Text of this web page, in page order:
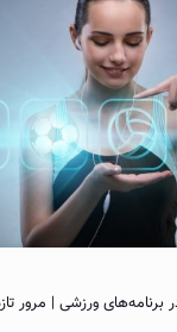
ورزشی | مرور